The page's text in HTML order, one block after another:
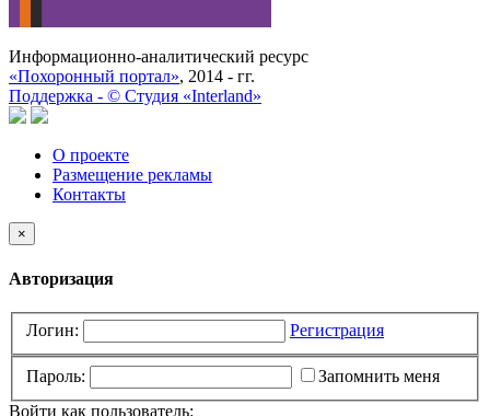
Информационно-аналитический ресурс
«Похоронный портал», 2014 - гг.
Поддержка - © Cтудия «Interland»
О проекте
Размещение рекламы
Контакты
×
Авторизация
Логин: Регистрация
Пароль:
Запомнить меня
Войти как пользователь: